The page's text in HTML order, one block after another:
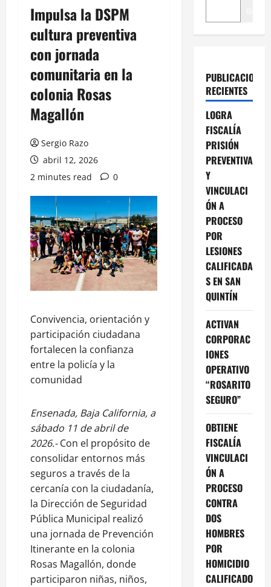
Impulsa la DSPM
cultura preventiva
con jornada
comunitaria en la
colonia Rosas
Magallón
Sergio Razo
abril 12, 2026
2 minutes read
0
Convivencia, orientación y
participación ciudadana
fortalecen la confianza
entre la policía y la
comunidad
Ensenada, Baja California, a
sábado 11 de abril de
2026.-Con el propósito de
consolidar entornos más
seguros a través de la
cercanía con la ciudadanía,
la Dirección de Seguridad
Pública Municipal realizó
una jornada de Prevención
Itinerante en la colonia
Rosas Magallón, donde
participaron niñas, niños,
PUBLICACIONES
RECIENTES
LOGRA
FISCALÍA
PRISIÓN
PREVENTIVA
Y
VINCULACI
ÓN A
PROCESO
POR
LESIONES
CALIFICADA
S EN SAN
QUINTÍN
ACTIVAN
CORPORAC
IONES
OPERATIVO
“ROSARITO
SEGURO”
OBTIENE
FISCALÍA
VINCULACI
ÓN A
PROCESO
CONTRA
DOS
HOMBRES
POR
HOMICIDIO
CALIFICADO